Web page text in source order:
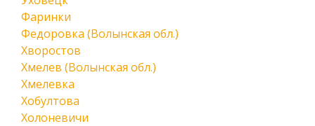
Фаринки
Федоровка (Волынская обл.)
Хворостов
Хмелев (Волынская обл.)
Хмелевка
Хобултова
Холоневичи